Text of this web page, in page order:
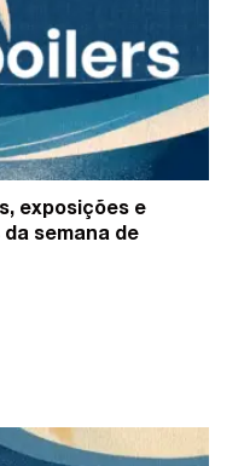
exposições e
semana de